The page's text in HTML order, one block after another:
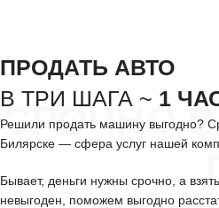
СРОЧНО
ПРОДАТЬ АВТО
В ТРИ ШАГА ~ 1
Решили продать машину выгодно?
Билярске — сфера услуг нашей
Бывает, деньги нужны срочно, а
невыгоден, поможем выгодно